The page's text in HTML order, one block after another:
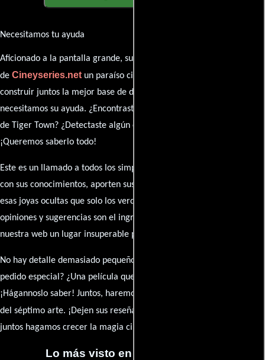
Necesitamos tu ayuda
Aficionado a la pantalla grande, su participación es clave para hacer
de Cineyseries.netun paraíso cinéfilo completo. Queremos
construir juntos la mejor base de datos cinematográfica, pero
necesitamos su ayuda. ¿Encontraste algún dato faltante en la ficha
de Tiger Town? ¿Detectaste algún error en la sinopsis o el elenco?
¡Queremos saberlo todo!
Este es un llamado a todos los simpatizantes del cine: contribuyan
con sus conocimientos, aporten sus descubrimientos y compartan
esas joyas ocultas que solo los verdaderos fanáticos conocen. Sus
opiniones y sugerencias son el ingrediente secreto que hará de
nuestra web un lugar insuperable para los amantes del celuloide.
No hay detalle demasiado pequeño ni opinión insignificante. ¿Algún
pedido especial? ¿Una película que sueñas con ver reseñada?
¡Hágannoslo saber! Juntos, haremos de esta comunidad el epicentro
del séptimo arte. ¡Dejen sus reseña en la
juntos hagamos crecer la magia cinematográfica!
Lo más visto en Cineyseries.net